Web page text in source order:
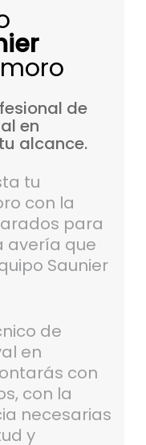
de
en
tu alcance.
tu
con la
para
avería que
Saunier
de
en
con
con la
necesarias
y